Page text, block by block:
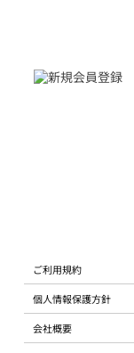
ご利用規約
個人情報保護方針
会社概要